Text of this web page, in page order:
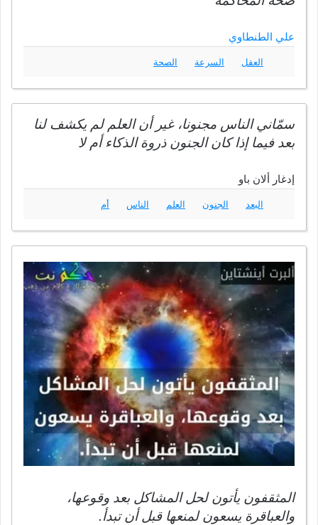
علي الطنطاوي
العقل السرعة الصحة
سمّاني الناس مجنونا، غير أن العلم لم يكشف لنا
بعد فيما إذا كان الجنون ذروة الذكاء أم لا
إدغار ألان باو
البعد الجنون العلم الناس أم
المثقفون يأتون لحل المشاكل بعد وقوعها،
والعباقرة يسعون لمنعها قبل أن تبدأ.